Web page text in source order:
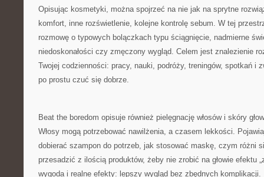
Opisując kosmetyki, można spojrzeć na nie jak na sprytne
komfort, inne rozświetlenie, kolejne kontrolę sebum. W tej
rozmowę o typowych bolączkach typu ściągnięcie, nadmierne
niedoskonałości czy zmęczony wygląd. Celem jest znalezienie
Twojej codzienności: pracy, nauki, podróży, treningów, spotkań i
po prostu czuć się dobrze.
Beat the boredom opisuje również pielęgnację włosów i skóry
Włosy mogą potrzebować nawilżenia, a czasem lekkości.
dobierać szampon do potrzeb, jak stosować maskę, czym różni
przesadzić z ilością produktów, żeby nie zrobić na głowie efektu
wygoda i realne efekty: lepszy wygląd bez zbędnych komplikacji.